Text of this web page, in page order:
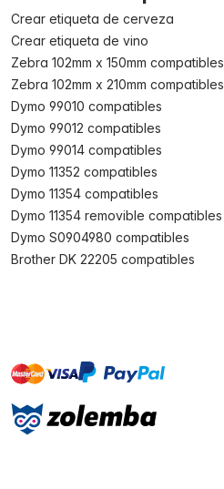
Crear etiqueta de cerveza
Crear etiqueta de vino
Zebra 102mm x 150mm compatibles
Zebra 102mm x 210mm compatibles
Dymo 99010 compatibles
Dymo 99012 compatibles
Dymo 99014 compatibles
Dymo 11352 compatibles
Dymo 11354 compatibles
Dymo 11354 removible compatibles
Dymo S0904980 compatibles
Brother DK 22205 compatibles
mastervisa paypal